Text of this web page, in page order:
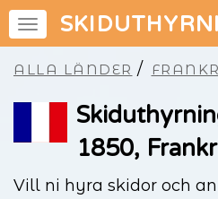
ALLA LÄNDER /
1850,
Vill ni hyra skidor och